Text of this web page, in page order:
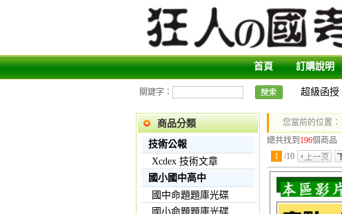
首頁 訂購說明
關鍵字： 超級函授
商品分類
技術公報
Xcdex 技術文章
國小國中高中
國中命題題庫光碟
國小命題題庫光碟
您當前的位置：
總共找到 196個商品
1 /10